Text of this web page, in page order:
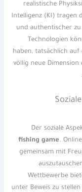
realistische
Intelligenz (KI) tragen
und authentischer
Technologien
haben, tatsächlich auf
völlig neue
Der soziale
fishing game.
gemeinsam mit
Wettbewerbe
unter Beweis zu